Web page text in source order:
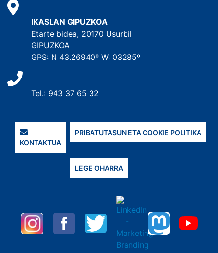
IKASLAN GIPUZKOA
Etarte bidea, 20170 Usurbil
GIPUZKOA
GPS: N 43.26940º W: 03285º
Tel.: 943 37 65 32
KONTAKTUA
PRIBATUTASUN ETA COOKIE POLITIKA
LEGE OHARRA